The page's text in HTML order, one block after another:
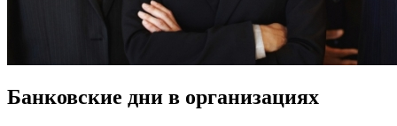
Банковские дни в организациях